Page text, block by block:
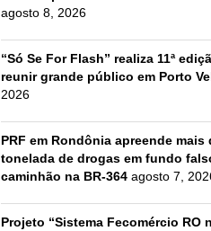
agosto 8, 2026
“Só Se For Flash” realiza 11ª
reunir grande público em Porto
2026
PRF em Rondônia apreende mais
tonelada de drogas em fundo
caminhão na BR-364 agosto 7,
Projeto “Sistema Fecomércio RO